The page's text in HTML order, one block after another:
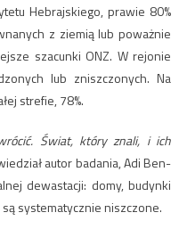
Hebrajskiego, prawie 80%
z ziemią lub poważnie
szacunki ONZ. W rejonie
lub zniszczonych. Na
strefie, 78%.
Świat, który znali, i ich
autor badania, Adi Ben-
dewastacji: domy, budynki
systematycznie niszczone.